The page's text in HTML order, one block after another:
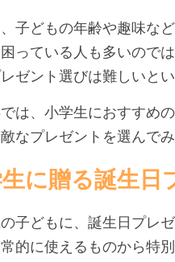
、子どもの年齢や趣味な
っている人も多いので
ゼント選びは難しいと
は、小学生におすすめ
なプレゼントを選んでみ
に贈る誕生日
子どもに、誕生日プレ
的に使えるものから特